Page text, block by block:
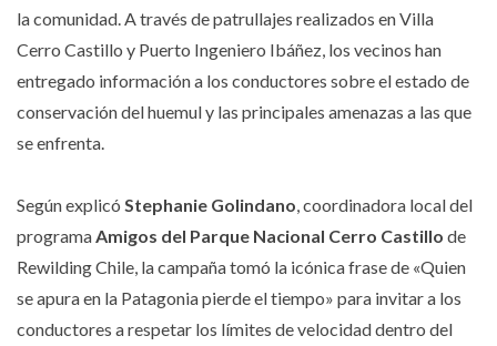
la comunidad. A través de patrullajes realizados en Villa
Cerro Castillo y Puerto Ingeniero Ibáñez, los vecinos han
entregado información a los conductores sobre el estado de
conservación del huemul y las principales amenazas a las que
se enfrenta.
Según explicó Stephanie Golindano, coordinadora local del
programaAmigos del Parque Nacional Cerro Castillo de
Rewilding Chile, la campaña tomó la icónica frase de «Quien
se apura en la Patagonia pierde el tiempo» para invitar a los
conductores a respetar los límites de velocidad dentro del